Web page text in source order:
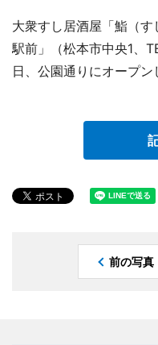
大衆すし居酒屋「鮨（
駅前」（松本市中央1、
日、公園通りにオープン
前の写真